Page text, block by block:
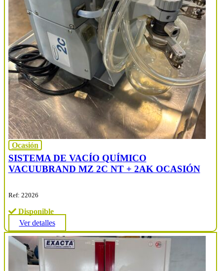
Ocasión
SISTEMA DE VACÍO QUÍMICO
VACUUBRAND MZ 2C NT + 2AK OCASIÓN
Ref: 22026
Disponible
Ver detalles